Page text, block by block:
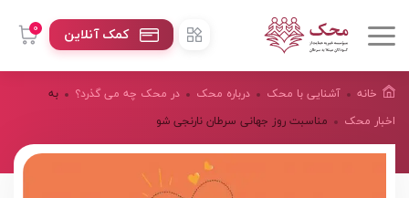
0 کمک آنلاین
خانه آشنایی با محک درباره محک
در محک چه می گذرد؟
اخبار محک
به
مناسبت روز جهانی سرطان نارنجی شو